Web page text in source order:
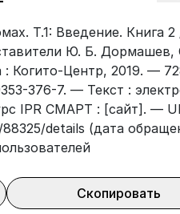
а также других
Многие
читателей.
Т.1: Введение. Книга
Ю. Б. Дормашев,
Когито-Центр, 2019. —
376-7. — Текст :
IPR СМАРТ : [сайт]. —
details (дата
Скопировать